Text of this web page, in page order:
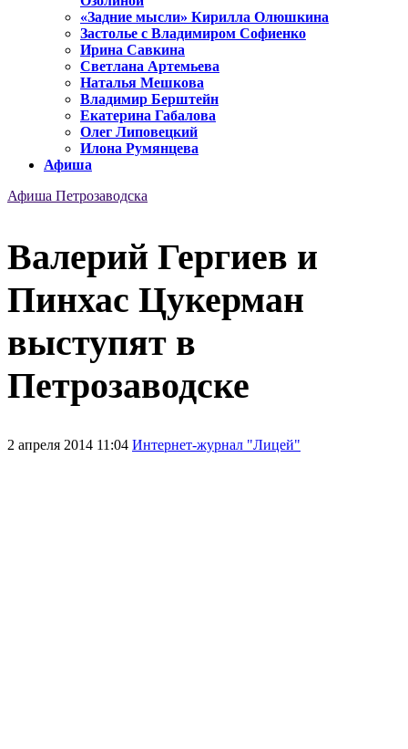
«Задние мысли» Кирилла Олюшкина
Застолье с Владимиром Софиенко
Ирина Савкина
Светлана Артемьева
Наталья Мешкова
Владимир Берштейн
Екатерина Габалова
Олег Липовецкий
Илона Румянцева
Афиша
Афиша Петрозаводска
Валерий Гергиев и
Пинхас Цукерман
выступят в
Петрозаводске
2 апреля 2014 11:04 Интернет-журнал "Лицей"